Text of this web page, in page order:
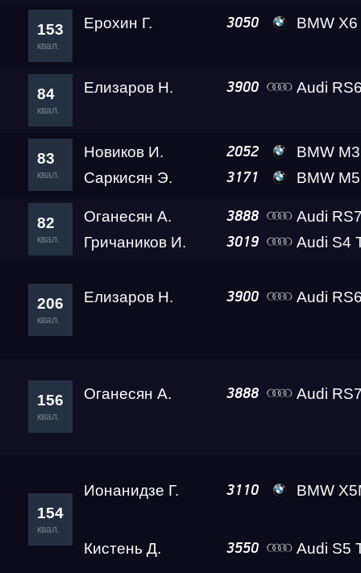
153
квал.
Ерохин Г. 3050 BMW X6
84
квал.
Елизаров Н. 3900 Audi
83
квал.
Новиков И. 2052
BMW M3
Саркисян Э.
3171 BMW M5
82
квал.
Оганесян А. 3888
Audi RS7
Гричаников И.
3019 Audi S4
206
квал.
Елизаров Н. 3900 Audi
156
квал.
Оганесян А. 3888 Audi RS7
154
квал.
Ионанидзе Г. 3110 BMW X5M
Кистень Д. 3550 Audi S5